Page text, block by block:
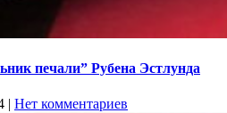
печали” Рубена Эстлунда
| Нет комментариев